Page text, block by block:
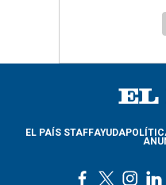
EL PAÍS STAFFAYUDA
l